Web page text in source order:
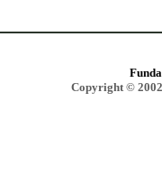
Copyright ©